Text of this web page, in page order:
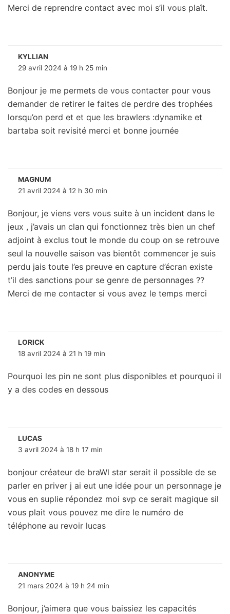
Merci de reprendre contact avec moi s’il vous plaît.
KYLLIAN
29 avril 2024 à 19 h 25 min
Bonjour je me permets de vous contacter pour vous
demander de retirer le faites de perdre des trophées
lorsqu’on perd et et que les brawlers :dynamike et
bartaba soit revisité merci et bonne journée
MAGNUM
21 avril 2024 à 12 h 30 min
Bonjour, je viens vers vous suite à un incident dans le
jeux , j’avais un clan qui fonctionnez très bien un chef
adjoint à exclus tout le monde du coup on se retrouve
seul la nouvelle saison vas bientôt commencer je suis
perdu jais toute l’es preuve en capture d’écran existe
t’il des sanctions pour se genre de personnages ??
Merci de me contacter si vous avez le temps merci
LORICK
18 avril 2024 à 21 h 19 min
Pourquoi les pin ne sont plus disponibles et pourquoi il
y a des codes en dessous
LUCAS
3 avril 2024 à 18 h 17 min
bonjour créateur de braWl star serait il possible de se
parler en priver j ai eut une idée pour un personnage je
vous en suplie répondez moi svp ce serait magique sil
vous plait vous pouvez me dire le numéro de
téléphone au revoir lucas
ANONYME
21 mars 2024 à 19 h 24 min
Bonjour, j’aimera que vous baissiez les capacités